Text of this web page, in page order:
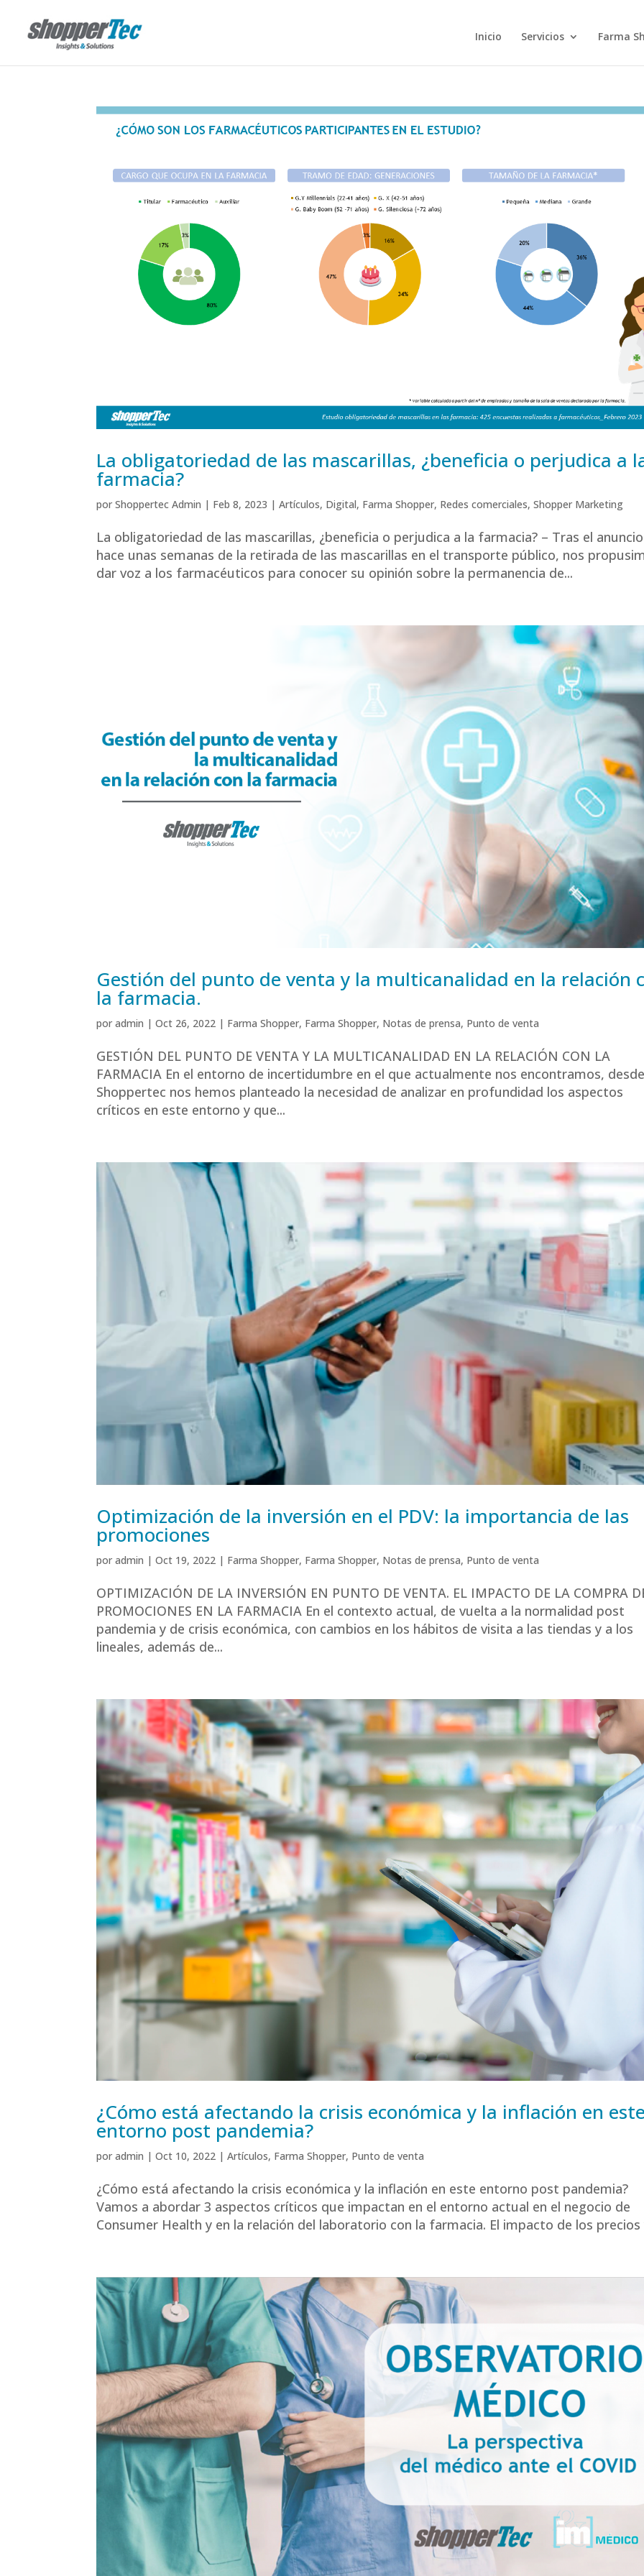
Inicio Servicios Farma
La obligatoriedad de las mascarillas, ¿beneficia o perjudica a
farmacia?
porShoppertec Admin | Feb 8, 2023 |Artículos, Digital, Farma Shopper, Redes comerciales,Shopper Marketing
La obligatoriedad de las mascarillas, ¿beneficia o perjudica a la farmacia? – Tras el anuncio
hace unas semanas de la retirada de las mascarillas en el transporte público, nos
dar voz a los farmacéuticos para conocer su opinión sobre la permanencia de...
Gestión del punto de venta y la multicanalidad en la relación
la farmacia.
poradmin |Oct 26, 2022 | Farma Shopper, Farma Shopper, Notas de prensa, Punto de venta
GESTIÓN DEL PUNTO DE VENTA Y LA MULTICANALIDAD EN LA RELACIÓN CON LA
FARMACIA En el entorno de incertidumbre en el que actualmente nos encontramos,
Shoppertec nos hemos planteado la necesidad de analizar en profundidad los aspectos
críticos en este entorno y que...
Optimización de la inversión en el PDV: la importancia de las
promociones
poradmin |Oct 19, 2022 | Farma Shopper, Farma Shopper, Notas de prensa, Punto de venta
OPTIMIZACIÓN DE LA INVERSIÓN EN PUNTO DE VENTA. EL IMPACTO DE LA COMPRA
PROMOCIONES EN LA FARMACIA En el contexto actual, de vuelta a la normalidad post
pandemia y de crisis económica, con cambios en los hábitos de visita a las tiendas y a los
lineales, además de...
¿Cómo está afectando la crisis económica y la inflación en
entorno post pandemia?
poradmin |Oct 10, 2022 |Artículos, Farma Shopper, Punto de venta
¿Cómo está afectando la crisis económica y la inflación en este entorno post pandemia?
Vamos a abordar 3 aspectos críticos que impactan en el entorno actual en el negocio de
Consumer Health y en la relación del laboratorio con la farmacia. El impacto de los precios